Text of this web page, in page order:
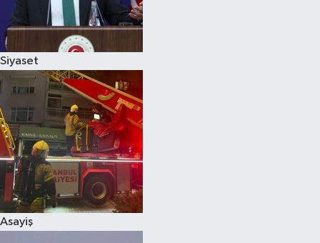
Siyaset
Asayiş
Spor
Çocuk
Eğitim
Hava Durumu
Kadın